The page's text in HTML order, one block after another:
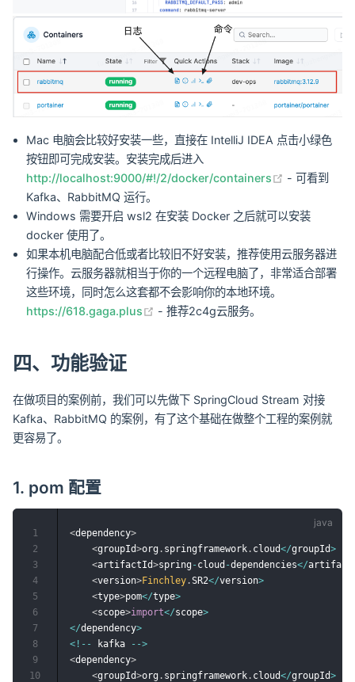
Mac 电脑会比较好安装一些，直接在 IntelliJ IDEA 点击小绿色
按钮即可完成安装。安装完成后进入
http://localhost:9000/#!/2/docker/containers
(opens
- 可看到
Kafka、RabbitMQ 运行。
Windows 需要开启 wsl2 在安装 Docker 之后就可以安装
docker 使用了。
如果本机电脑配合低或者比较旧不好安装，推荐使用云服务器进
行操作。云服务器就相当于你的一个远程电脑了，非常适合部署
这些环境，同时怎么这套都不会影响你的本地环境。
https://618.gaga.plus
(opens new window)
- 推荐2c4g云服务。
四、功能验证
在做项目的案例前，我们可以先做下 SpringCloud Stream 对接
Kafka、RabbitMQ 的案例，有了这个基础在做整个工程的案例就
更容易了。
1. pom 配置
<dependency>
<groupId>org . springframework . cloud</groupId>
<artifactId>spring - cloud -dependencies</
<version>Finchley .SR2</version>
<type>pom</type>
<scope>import</scope>
</dependency>
< ! -- kafka -->
<dependency>
<groupId>org . springframework . cloud</groupId>
1
2
3
4
5
6
7
8
9
10